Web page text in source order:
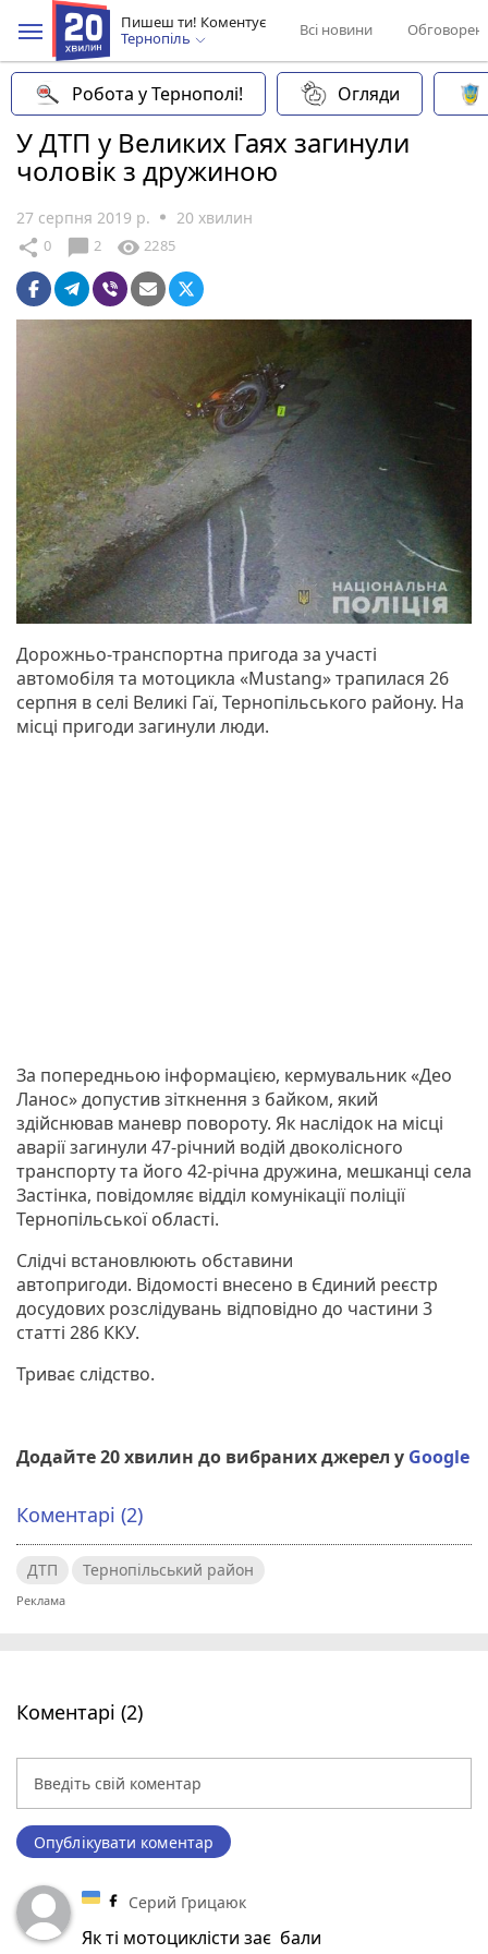
Пишеш ти! Коментує
Тернопіль
Всі новини
Робота у Тернополі! Огляди
У ДТП у Великих Гаях загинули
чоловік з дружиною
27 серпня 2019 р. 20 хвилин
share 0 chat_bubble 2 visibility 2285
Дорожньо-транспортна пригода за участі
автомобіля та мотоцикла «Mustang» трапилася 26
серпня в селі Великі Гаї, Тернопільського району. На
місці пригоди загинули люди.
За попередньою інформацією, кермувальник «Део
Ланос» допустив зіткнення з байком, який
здійснював маневр повороту. Як наслідок на місці
аварії загинули 47-річний водій двоколісного
транспорту та його 42-річна дружина, мешканці села
Заcтінка, повідомляє відділ комунікації поліції
Тернопільської області.
Слідчі встановлюють обставини
автопригоди. Відомості внесено в Єдиний реєстр
досудових розслідувань відповідно до частини 3
статті 286 ККУ.
Триває слідство.
Додайте 20 хвилин до вибраних джерел у Google
Коментарі (2)
ДТП Тернопільський район
Коментарі (2)
Опублікувати коментар
Серий Грицаюк
Як ті мотоциклісти зає бали